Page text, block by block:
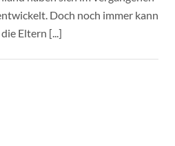
Doch noch immer kann
Eltern [...]